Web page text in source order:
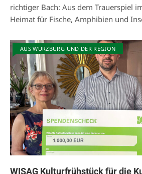
richtiger Bach: Aus dem Trauerspiel
Heimat für Fische, Amphibien und
AUS WÜRZBURG UND DER REGION
WISAG Kulturfrühstück für die